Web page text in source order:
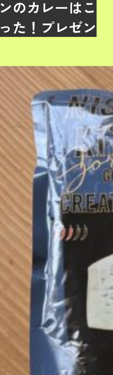
のカレーはこ
た！プレゼン